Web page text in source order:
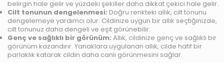
belirgin hale gelir ve yüzdeki şekiller daha dikkat çekici hale gelir.
Cilt tonunun dengelenmesi: Doğru renkteki allık, cilt tonunu
dengelemeye yardımcı olur. Cildinize uygun bir allık seçtiğinizde,
cilt tonunuz daha dengeli ve eşit görünebilir.
Genç ve sağlıklı bir görünüm: Allık, cildinize genç ve sağlıklı bir
görünüm kazandırır. Yanaklara uygulanan allık, cilde hafif bir
parlaklık katarak cildin daha canlı görünmesini sağlar.